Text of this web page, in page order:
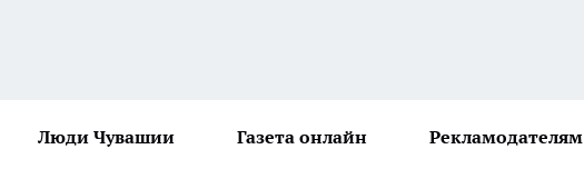
Люди Чувашии Газета онлайн
Рекламодателям